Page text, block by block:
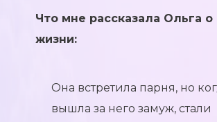
Что мне рассказала Ольга о
жизни:
Она встретила парня, но
вышла за него замуж, стали